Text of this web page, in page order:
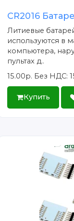
CR2016
Литиевые
используются в
компьютера,
пультах д..
15.00р. Без НДС:
Купить